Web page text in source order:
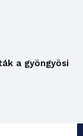
a gyöngyösi